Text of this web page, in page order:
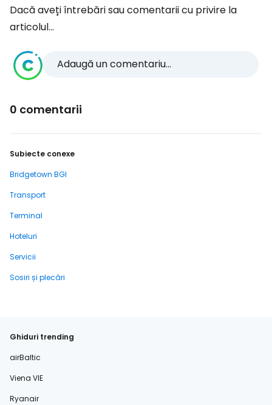
Dacă aveți întrebări sau comentarii cu privire la
articolul...
Adaugă un comentariu...
0 comentarii
Subiecte conexe
Bridgetown BGI
Transport
Terminal
Hoteluri
Servicii
Sosiri și plecări
Ghiduri trending
airBaltic
Viena VIE
Ryanair